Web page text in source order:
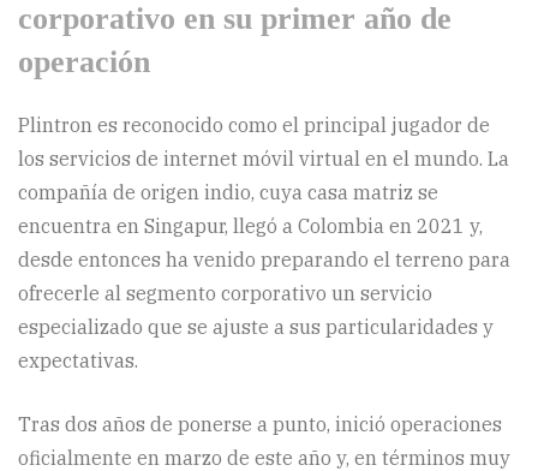
corporativo en su primer año de
operación
Plintron es reconocido como el principal jugador de
los servicios de internet móvil virtual en el mundo. La
compañía de origen indio, cuya casa matriz se
encuentra en Singapur, llegó a Colombia en 2021 y,
desde entonces ha venido preparando el terreno para
ofrecerle al segmento corporativo un servicio
especializado que se ajuste a sus particularidades y
expectativas.
Tras dos años de ponerse a punto, inició operaciones
oficialmente en marzo de este año y, en términos muy